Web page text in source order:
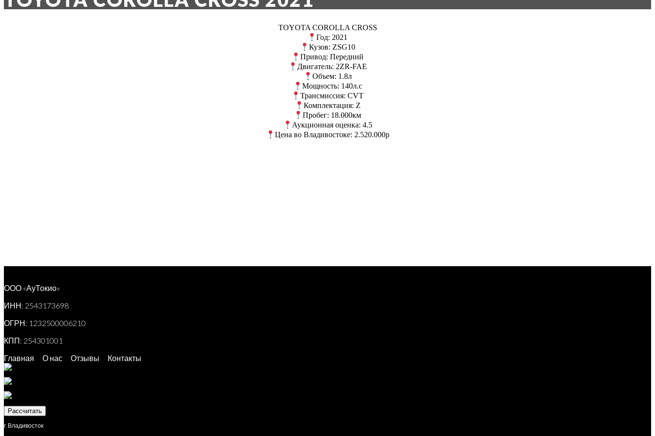
TOYOTA COROLLA CROSS
Год: 2021
Кузов: ZSG10
Привод: Передний
Двигатель: 2ZR-FAE
Объем: 1.8л
Мощность: 140л.с
Трансмиссия: CVT
Комплектация: Z
Пробег: 18.000км
Аукционная оценка: 4.5
Цена во Владивостоке: 2.520.000р
ООО «АуТокио»
ИНН: 2543173698
ОГРН: 1232500006210
КПП: 254301001
Главная
О нас Отзывы Контакты
Рассчитать
г. Владивосток